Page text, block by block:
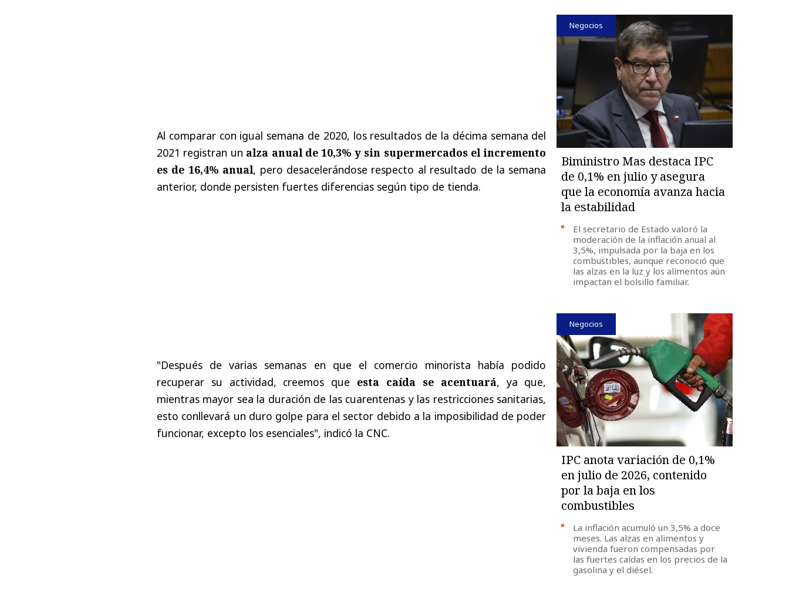
Al comparar con igual semana de 2020, los resultados de la décima semana del
2021 registran un alza anual de 10,3% y sin supermercados el incremento
es de 16,4% anual, pero desacelerándose respecto al resultado de la semana
anterior, donde persisten fuertes diferencias según tipo de tienda.
"Después de varias semanas en que el comercio minorista había podido
recuperar su actividad, creemos que esta caída se acentuará, ya que,
mientras mayor sea la duración de las cuarentenas y las restricciones sanitarias,
esto conllevará un duro golpe para el sector debido a la imposibilidad de poder
funcionar, excepto los esenciales", indicó la CNC.
Negocios
Biministro Mas destaca IPC
de 0,1% en julio y asegura
que la economía avanza hacia
la estabilidad
El secretario de Estado valoró la
moderación de la inflación anual al
3,5%, impulsada por la baja en los
combustibles, aunque reconoció que
las alzas en la luz y los alimentos aún
impactan el bolsillo familiar.
Negocios
IPC anota variación de 0,1%
en julio de 2026, contenido
por la baja en los
combustibles
La inflación acumuló un 3,5% a doce
meses. Las alzas en alimentos y
vivienda fueron compensadas por
las fuertes caídas en los precios de la
gasolina y el diésel.